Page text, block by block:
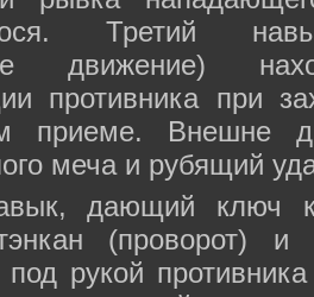
Третий
движение)
противника при
приеме. Внешне
меча и рубящий
дающий ключ
(проворот)
под рукой